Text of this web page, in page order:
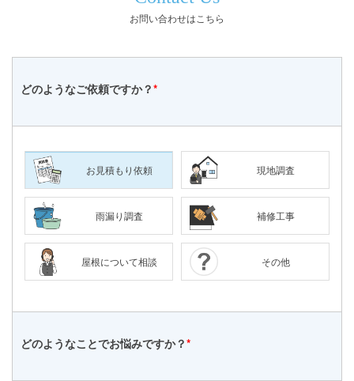
お問い合わせはこちら
どのようなご依頼ですか？*
お見積もり依頼 現地調査
雨漏り調査 補修工事
屋根について相談 その他
どのようなことでお悩みですか？*